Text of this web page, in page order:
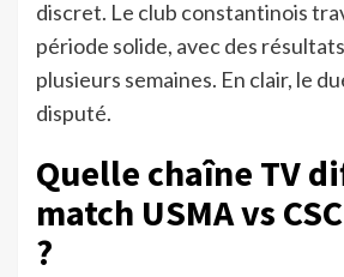
discret. Le club constantinois
période solide, avec des
plusieurs semaines. En clair, le
disputé.
Quelle chaîne TV
match USMA vs
?